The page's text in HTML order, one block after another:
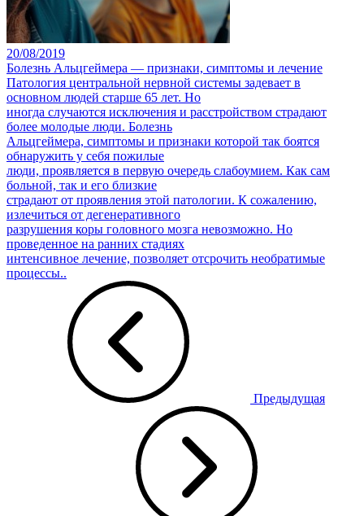
20/08/2019
Болезнь Альцгеймера — признаки, симптомы и лечение
Патология центральной нервной системы задевает в
основном людей старше 65 лет. Но
иногда случаются исключения и расстройством страдают
более молодые люди. Болезнь
Альцгеймера, симптомы и признаки которой так боятся
обнаружить у себя пожилые
люди, проявляется в первую очередь слабоумием. Как сам
больной, так и его близкие
страдают от проявления этой патологии. К сожалению,
излечиться от дегенеративного
разрушения коры головного мозга невозможно. Но
проведенное на ранних стадиях
интенсивное лечение, позволяет отсрочить необратимые
процессы..
Предыдущая